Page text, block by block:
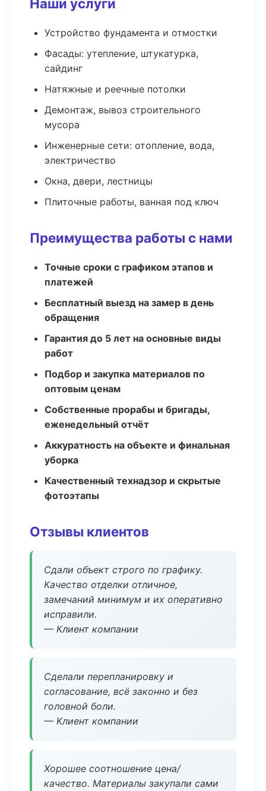
Наши услуги
Устройство фундамента и отмостки
Фасады: утепление, штукатурка,
сайдинг
Натяжные и реечные потолки
Демонтаж, вывоз строительного
мусора
Инженерные сети: отопление, вода,
электричество
Окна, двери, лестницы
Плиточные работы, ванная под ключ
Преимущества работы с нами
Точные сроки с графиком этапов и
платежей
Бесплатный выезд на замер в день
обращения
Гарантия до 5 лет на основные виды
работ
Подбор и закупка материалов по
оптовым ценам
Собственные прорабы и бригады,
еженедельный отчёт
Аккуратность на объекте и финальная
уборка
Качественный технадзор и скрытые
фотоэтапы
Отзывы клиентов
Сдали объект строго по графику.
Качество отделки отличное,
замечаний минимум и их оперативно
исправили.
— Клиент компании
Сделали перепланировку и
согласование, всё законно и без
головной боли.
— Клиент компании
Хорошее соотношение цена/
качество. Материалы закупали сами